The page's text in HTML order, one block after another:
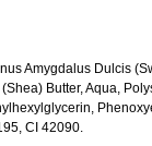
Amygdalus Dulcis
Butter, Aqua,
CI 42090.